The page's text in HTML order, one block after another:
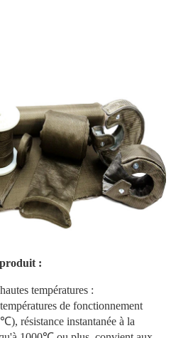
:
températures :
de fonctionnement
résistance instantanée à la